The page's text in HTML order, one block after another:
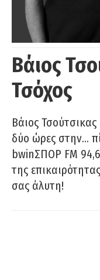
Βάιος
Τσόχος
Βάιος
δύο ώρες στην…
bwinΣΠΟΡ FM
της
σας άλυτη!